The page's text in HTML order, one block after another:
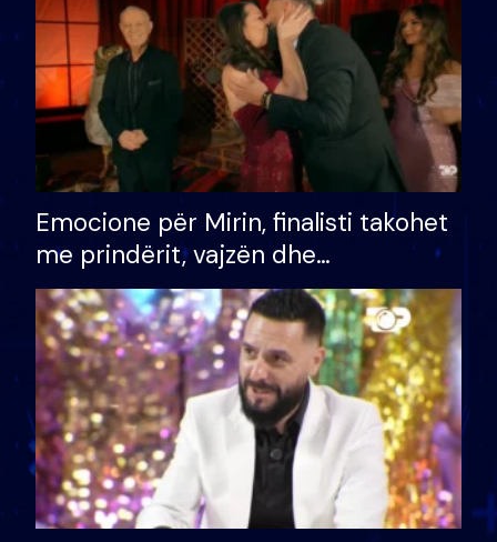
Emocione për Mirin, finalisti takohet
me prindërit, vajzën dhe
bashkëshorten: S’kemi ndonjë letër
divorci apo jo?